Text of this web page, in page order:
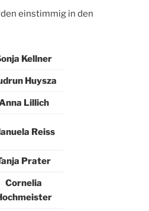
einstimmig in den
Kellner
Huysza
Lillich
Reiss
Prater
Cornelia